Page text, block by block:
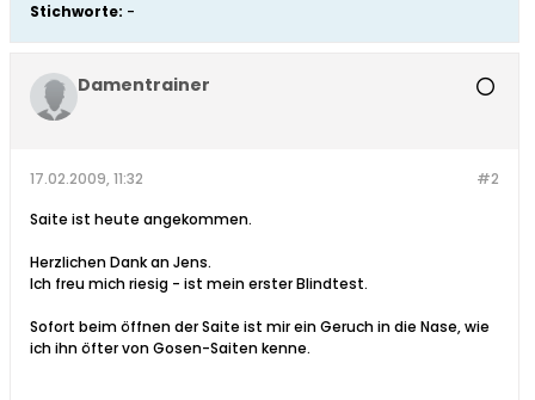
Stichworte: -
Damentrainer
#2
17.02.2009, 11:32
Saite ist heute angekommen.
Herzlichen Dank an Jens.
Ich freu mich riesig - ist mein erster Blindtest.
Sofort beim öffnen der Saite ist mir ein Geruch in die Nase, wie
ich ihn öfter von Gosen-Saiten kenne.